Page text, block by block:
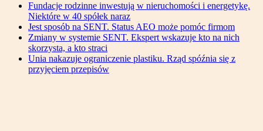
Fundacje rodzinne inwestują w nieruchomości i energetykę.
Niektóre w 40 spółek naraz
Jest sposób na SENT. Status AEO może pomóc firmom
Zmiany w systemie SENT. Ekspert wskazuje kto na nich
skorzysta, a kto straci
Unia nakazuje ograniczenie plastiku. Rząd spóźnia się z
przyjęciem przepisów